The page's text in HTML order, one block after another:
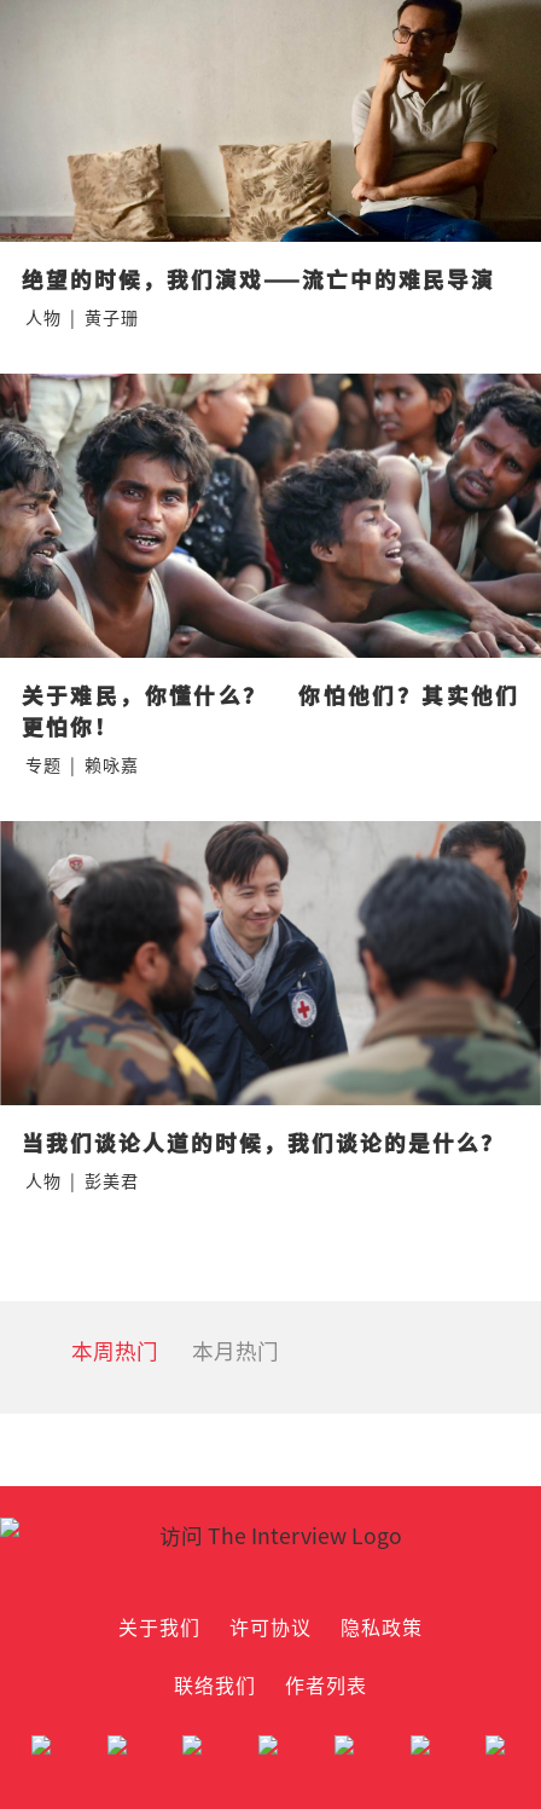
绝望的时候，我们演戏——流亡中的难民导演
人物 | 黄子珊
关于难民，你懂什么？    你怕他们？其实他们
更怕你！
专题 | 赖咏嘉
当我们谈论人道的时候，我们谈论的是什么？
人物 | 彭美君
本周热门 本月热门
关于我们 许可协议
隐私政策
联络我们
作者列表